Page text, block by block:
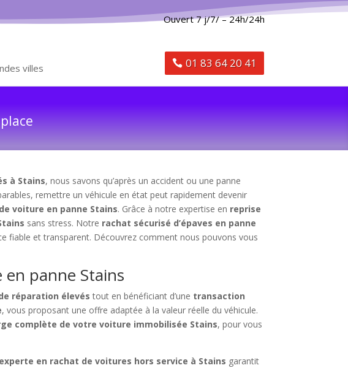
villes
Ouvert 7 j/7/ – 24h/24h
01 83 64 20 41
à Stains, nous savons qu’après un accident ou une panne
remettre un véhicule en état peut rapidement devenir
voiture en panne Stains. Grâce à notre expertise en reprise
sans stress. Notre rachat sécurisé d’épaves en panne
fiable et transparent. Découvrez comment nous pouvons vous
en panne Stains
réparation élevés tout en bénéficiant d’une transaction
, vous proposant une offre adaptée à la valeur réelle du véhicule.
complète de votre voiture immobilisée Stains, pour vous
en rachat de voitures hors service à Stains garantit